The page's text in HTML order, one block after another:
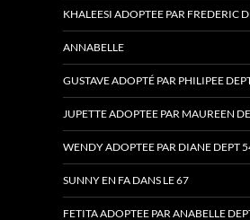
KHALEESI ADOPTEE PAR FREDERIC
ANNABELLE
GUSTAVE ADOPTÉ PAR PHILIPEE
JUPETTE ADOPTEE PAR MAUREEN
WENDY ADOPTEE PAR DIANE DEPT
SUNNY EN FA DANS LE 67
FETITA ADOPTEE PAR ANABELLE